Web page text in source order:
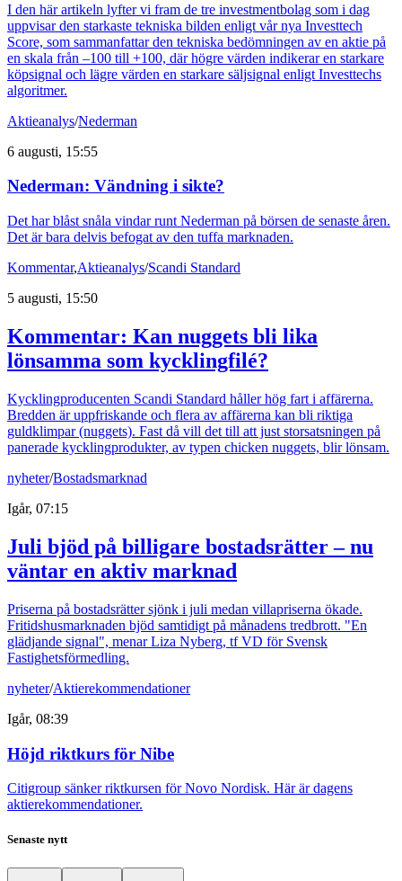
I den här artikeln lyfter vi fram de tre investmentbolag som i dag
uppvisar den starkaste tekniska bilden enligt vår nya Investtech
Score, som sammanfattar den tekniska bedömningen av en aktie på
en skala från –100 till +100, där högre värden indikerar en starkare
köpsignal och lägre värden en starkare säljsignal enligt Investtechs
algoritmer.
Aktieanalys/Nederman
6 augusti, 15:55
Nederman: Vändning i sikte?
Det har blåst snåla vindar runt Nederman på börsen de senaste åren.
Det är bara delvis befogat av den tuffa marknaden.
Kommentar,Aktieanalys/Scandi Standard
5 augusti, 15:50
Kommentar: Kan nuggets bli lika
lönsamma som kycklingfilé?
Kycklingproducenten Scandi Standard håller hög fart i affärerna.
Bredden är uppfriskande och flera av affärerna kan bli riktiga
guldklimpar (nuggets). Fast då vill det till att just storsatsningen på
panerade kycklingprodukter, av typen chicken nuggets, blir lönsam.
nyheter/Bostadsmarknad
Igår, 07:15
Juli bjöd på billigare bostadsrätter – nu
väntar en aktiv marknad
Priserna på bostadsrätter sjönk i juli medan villapriserna ökade.
Fritidshusmarknaden bjöd samtidigt på månadens tredbrott. "En
glädjande signal", menar Liza Nyberg, tf VD för Svensk
Fastighetsförmedling.
nyheter/Aktierekommendationer
Igår, 08:39
Höjd riktkurs för Nibe
Citigroup sänker riktkursen för Novo Nordisk. Här är dagens
aktierekommendationer.
Senaste nytt